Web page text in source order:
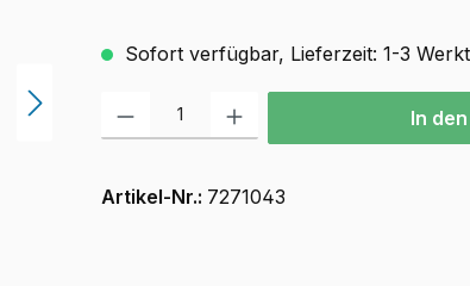
Sofort verfügbar, Lieferzeit: 1-3
Produkt Anzahl: Gib den gewünschten Wert
In
Artikel-Nr.: 7271043